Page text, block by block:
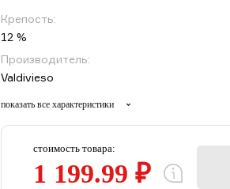
Крепость:
12 %
Производитель:
Valdivieso
показать все характеристики
стоимость товара:
1 199.99 ₽